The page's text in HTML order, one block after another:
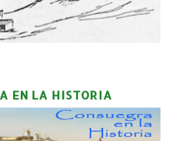
EN LA HISTORIA